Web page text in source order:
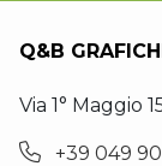
Q&B
Via 1° Maggio
+39 049